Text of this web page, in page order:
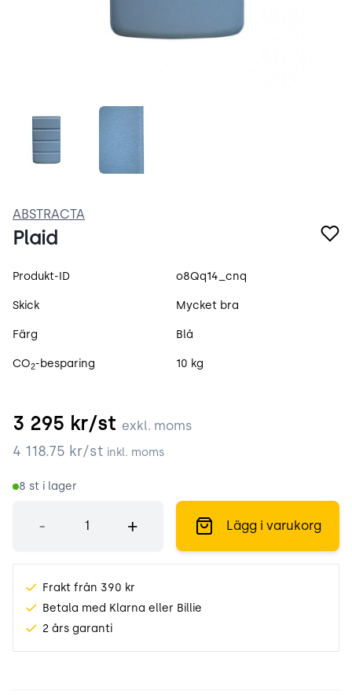
SPp3Q6XnuNWv.jpeg
ABSTRACTA
Plaid
Produktspecifikation
Produkt-ID o8Qq14_cnq
Skick Mycket bra
Färg Blå
CO2-besparing 10 kg
3 295 kr/st exkl. moms
4 118.75 kr/st inkl. moms
8 st i lager
- + Lägg i varukorg
Frakt från 390 kr
Betala med Klarna eller Billie
2 års garanti